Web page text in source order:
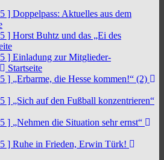
] Doppelpass: Aktuelles aus dem
] Horst Buhtz und das „Ei des
] Einladung zur Mitglieder-
Startseite
] „Erbarme, die Hesse kommen!“ (2)
] „Sich auf den Fußball konzentrieren“
] „Nehmen die Situation sehr ernst“
] Ruhe in Frieden, Erwin Türk!